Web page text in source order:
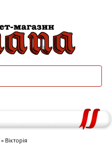
» Вікторія